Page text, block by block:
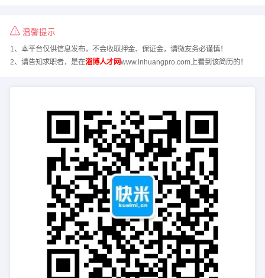
温馨提示
1、本平台仅供信息发布，不会收取押金、保证金，请微友务必谨慎！
2、请告知求职者，是在淄博人才网www.lnhuangpro.com上看到该简历的！